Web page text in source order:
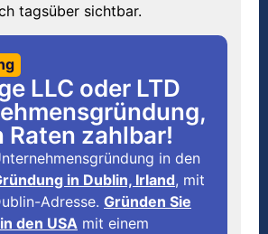
tagsüber sichtbar.
LLC oder LTD
Raten zahlbar!
in den
in Dublin, Irland, mit
Adresse. Gründen Sie
den USA mit einem